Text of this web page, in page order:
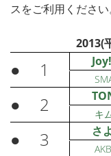
スをご利用ください
2013(
● 1
● 2 キ
● 3 さ